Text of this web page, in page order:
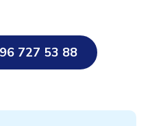
96 727 53 88